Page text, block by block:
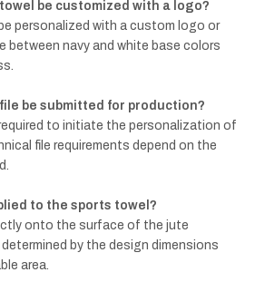
be customized with a logo?
personalized with a custom logo or
between navy and white base colors
be submitted for production?
to initiate the personalization of
file requirements depend on the
to the sports towel?
onto the surface of the jute
by the design dimensions
area.